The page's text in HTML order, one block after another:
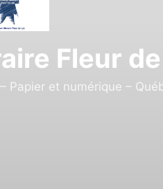
Fleur
Papier et numérique –